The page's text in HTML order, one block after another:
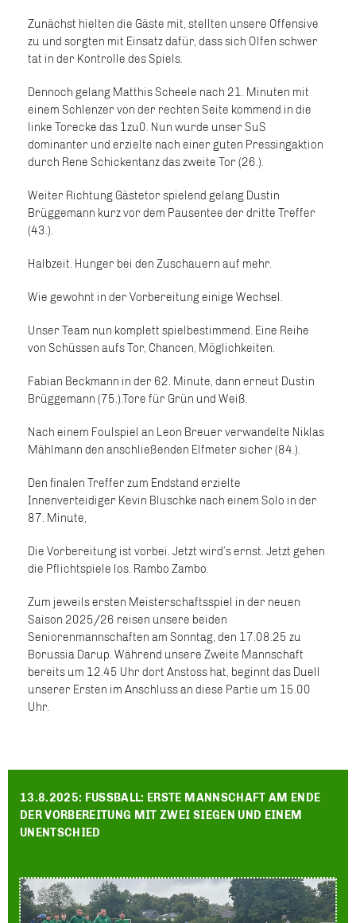
Zunächst hielten die Gäste mit, stellten unsere Offensive
zu und sorgten mit Einsatz dafür, dass sich Olfen schwer
tat in der Kontrolle des Spiels.
Dennoch gelang Matthis Scheele nach 21. Minuten mit
einem Schlenzer von der rechten Seite kommend in die
linke Torecke das 1zu0. Nun wurde unser SuS
dominanter und erzielte nach einer guten Pressingaktion
durch Rene Schickentanz das zweite Tor (26.).
Weiter Richtung Gästetor spielend gelang Dustin
Brüggemann kurz vor dem Pausentee der dritte Treffer
(43.).
Halbzeit. Hunger bei den Zuschauern auf mehr.
Wie gewohnt in der Vorbereitung einige Wechsel.
Unser Team nun komplett spielbestimmend. Eine Reihe
von Schüssen aufs Tor, Chancen, Möglichkeiten.
Fabian Beckmann in der 62. Minute, dann erneut Dustin
Brüggemann (75.).Tore für Grün und Weiß.
Nach einem Foulspiel an Leon Breuer verwandelte Niklas
Mählmann den anschließenden Elfmeter sicher (84.).
Den finalen Treffer zum Endstand erzielte
Innenverteidiger Kevin Bluschke nach einem Solo in der
87. Minute,
Die Vorbereitung ist vorbei. Jetzt wird’s ernst. Jetzt gehen
die Pflichtspiele los. Rambo Zambo.
Zum jeweils ersten Meisterschaftsspiel in der neuen
Saison 2025/26 reisen unsere beiden
Seniorenmannschaften am Sonntag, den 17.08.25 zu
Borussia Darup. Während unsere Zweite Mannschaft
bereits um 12.45 Uhr dort Anstoss hat, beginnt das Duell
unserer Ersten im Anschluss an diese Partie um 15.00
Uhr.
13.8.2025: FUSSBALL: ERSTE MANNSCHAFT AM ENDE
DER VORBEREITUNG MIT ZWEI SIEGEN UND EINEM
UNENTSCHIED